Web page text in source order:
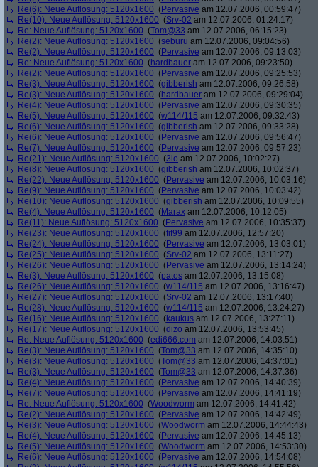
Re(6): Neue Auflösung: 5120x1600 (Pervasive am 12.07.2006, 00:59:47)
Re(10): Neue Auflösung: 5120x1600 (Srv-02 am 12.07.2006, 01:24:17)
Re: Neue Auflösung: 5120x1600 (Tom@33 am 12.07.2006, 06:15:23)
Re(2): Neue Auflösung: 5120x1600 (seburu am 12.07.2006, 09:04:56)
Re(2): Neue Auflösung: 5120x1600 (Pervasive am 12.07.2006, 09:13:03)
Re: Neue Auflösung: 5120x1600 (hardbauer am 12.07.2006, 09:23:50)
Re(2): Neue Auflösung: 5120x1600 (Pervasive am 12.07.2006, 09:25:53)
Re(3): Neue Auflösung: 5120x1600 (gibberish am 12.07.2006, 09:26:58)
Re(3): Neue Auflösung: 5120x1600 (hardbauer am 12.07.2006, 09:29:04)
Re(4): Neue Auflösung: 5120x1600 (Pervasive am 12.07.2006, 09:30:35)
Re(5): Neue Auflösung: 5120x1600 (w114/115 am 12.07.2006, 09:32:43)
Re(6): Neue Auflösung: 5120x1600 (gibberish am 12.07.2006, 09:33:28)
Re(6): Neue Auflösung: 5120x1600 (Pervasive am 12.07.2006, 09:56:47)
Re(7): Neue Auflösung: 5120x1600 (Pervasive am 12.07.2006, 09:57:23)
Re(21): Neue Auflösung: 5120x1600 (3io am 12.07.2006, 10:02:27)
Re(8): Neue Auflösung: 5120x1600 (gibberish am 12.07.2006, 10:02:37)
Re(22): Neue Auflösung: 5120x1600 (Pervasive am 12.07.2006, 10:03:16)
Re(9): Neue Auflösung: 5120x1600 (Pervasive am 12.07.2006, 10:03:42)
Re(10): Neue Auflösung: 5120x1600 (gibberish am 12.07.2006, 10:09:55)
Re(4): Neue Auflösung: 5120x1600 (Marax am 12.07.2006, 10:12:05)
Re(11): Neue Auflösung: 5120x1600 (Pervasive am 12.07.2006, 10:35:37)
Re(23): Neue Auflösung: 5120x1600 (fif99 am 12.07.2006, 12:57:20)
Re(24): Neue Auflösung: 5120x1600 (Pervasive am 12.07.2006, 13:03:01)
Re(25): Neue Auflösung: 5120x1600 (Srv-02 am 12.07.2006, 13:11:27)
Re(26): Neue Auflösung: 5120x1600 (Pervasive am 12.07.2006, 13:14:24)
Re(3): Neue Auflösung: 5120x1600 (patos am 12.07.2006, 13:15:08)
Re(26): Neue Auflösung: 5120x1600 (w114/115 am 12.07.2006, 13:16:47)
Re(27): Neue Auflösung: 5120x1600 (Srv-02 am 12.07.2006, 13:17:40)
Re(28): Neue Auflösung: 5120x1600 (w114/115 am 12.07.2006, 13:24:27)
Re(16): Neue Auflösung: 5120x1600 (kaukus am 12.07.2006, 13:27:11)
Re(17): Neue Auflösung: 5120x1600 (dizo am 12.07.2006, 13:53:45)
Re: Neue Auflösung: 5120x1600 (edi666.com am 12.07.2006, 14:03:51)
Re(3): Neue Auflösung: 5120x1600 (Tom@33 am 12.07.2006, 14:35:10)
Re(3): Neue Auflösung: 5120x1600 (Tom@33 am 12.07.2006, 14:37:01)
Re(3): Neue Auflösung: 5120x1600 (Tom@33 am 12.07.2006, 14:37:36)
Re(4): Neue Auflösung: 5120x1600 (Pervasive am 12.07.2006, 14:40:39)
Re(7): Neue Auflösung: 5120x1600 (Pervasive am 12.07.2006, 14:41:19)
Re: Neue Auflösung: 5120x1600 (Woodworm am 12.07.2006, 14:41:42)
Re(2): Neue Auflösung: 5120x1600 (Pervasive am 12.07.2006, 14:42:49)
Re(3): Neue Auflösung: 5120x1600 (Woodworm am 12.07.2006, 14:44:43)
Re(4): Neue Auflösung: 5120x1600 (Pervasive am 12.07.2006, 14:45:13)
Re(5): Neue Auflösung: 5120x1600 (Woodworm am 12.07.2006, 14:53:30)
Re(6): Neue Auflösung: 5120x1600 (Pervasive am 12.07.2006, 14:54:08)